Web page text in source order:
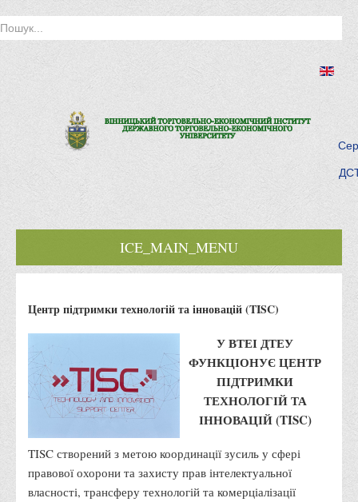
ICE_MAIN_MENU
Історія інституту
Інститут сьогодні
Про порядок надання публічної інформації
Публічна інформація
Заходи запобігання протиправним діям
Антикорупційні заходи
Протидія тероризму та насиллю
Центр підтримки технологій та інновацій (TISC)
У ВТЕІ ДТЕУ
ФУНКЦІОНУЄ ЦЕНТР
ПІДТРИМКИ
ТЕХНОЛОГІЙ ТА
ІННОВАЦІЙ (TISC)
TISC створений з метою координації зусиль у сфері
правової охорони та захисту прав інтелектуальної
власності, трансферу технологій та комерціалізації